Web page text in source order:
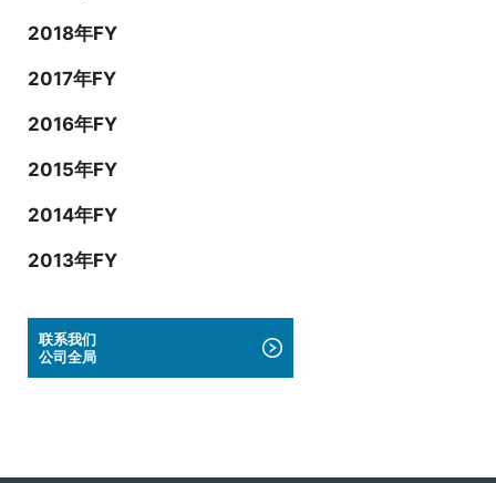
2018年FY
2017年FY
2016年FY
2015年FY
2014年FY
2013年FY
联系我们
公司全局